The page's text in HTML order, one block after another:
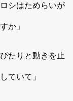
シはためらいが
か」
たりと動きを止
ていて」